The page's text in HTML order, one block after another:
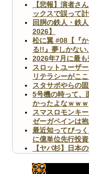
【悲報】演者さ
ックスで誤って
回胴の鉄人・鉄
2026】
松に翼 #08【『
る!!』夢しかない
2026年7月に最も
スロットユーザ
リテラシーがこ
スタサポやらの
5号機の時って、
かったよなｗｗｗ
スマスロモンキ
ゼーガペインは
最近知ってびっ
に億単位先行投
【ヤバ杉】日本
【閲覧注意】俺